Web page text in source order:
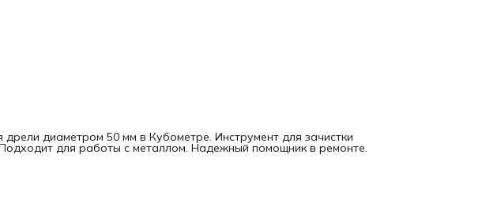
диаметром 50 мм в Кубометре. Инструмент для зачистки
для работы с металлом. Надежный помощник в ремонте.